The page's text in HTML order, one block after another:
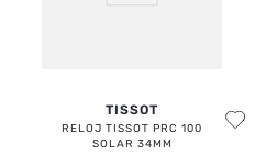
TISSOT
RELOJ TISSOT PRC 100
SOLAR 34MM